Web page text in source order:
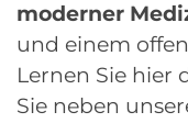
moderner
und einem
Lernen Sie hier
Sie neben